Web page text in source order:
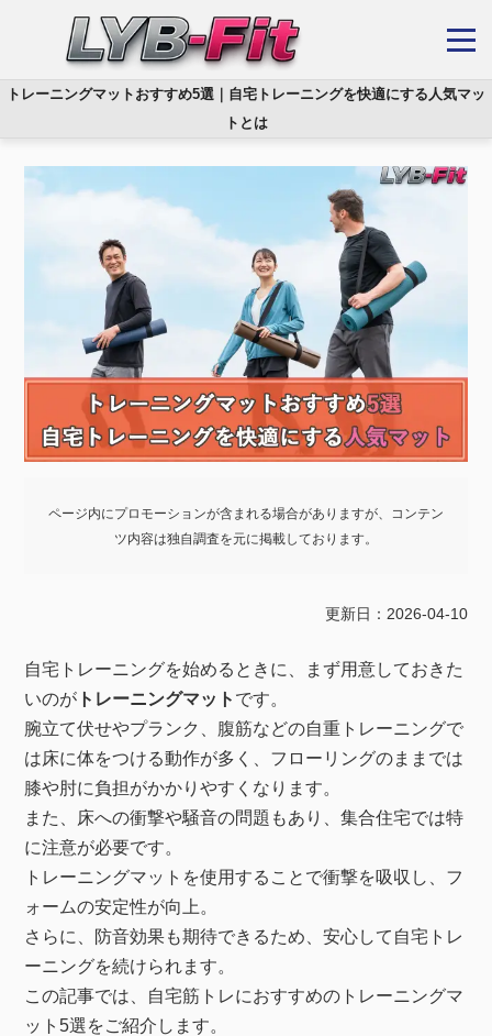
トレーニングマットおすすめ5選｜自宅トレーニングを快適にする人気マッ
トとは
ページ内にプロモーションが含まれる場合がありますが、コンテン
ツ内容は独自調査を元に掲載しております。
更新日：2026-04-10
自宅トレーニングを始めるときに、まず用意しておきた
いのが トレーニングマット です。
腕立て伏せやプランク、腹筋などの自重トレーニングで
は床に体をつける動作が多く、フローリングのままでは
膝や肘に負担がかかりやすくなります。
また、床への衝撃や騒音の問題もあり、集合住宅では特
に注意が必要です。
トレーニングマットを使用することで衝撃を吸収し、フ
ォームの安定性が向上。
さらに、防音効果も期待できるため、安心して自宅トレ
ーニングを続けられます。
この記事では、自宅筋トレにおすすめのトレーニングマ
ット5選をご紹介します。